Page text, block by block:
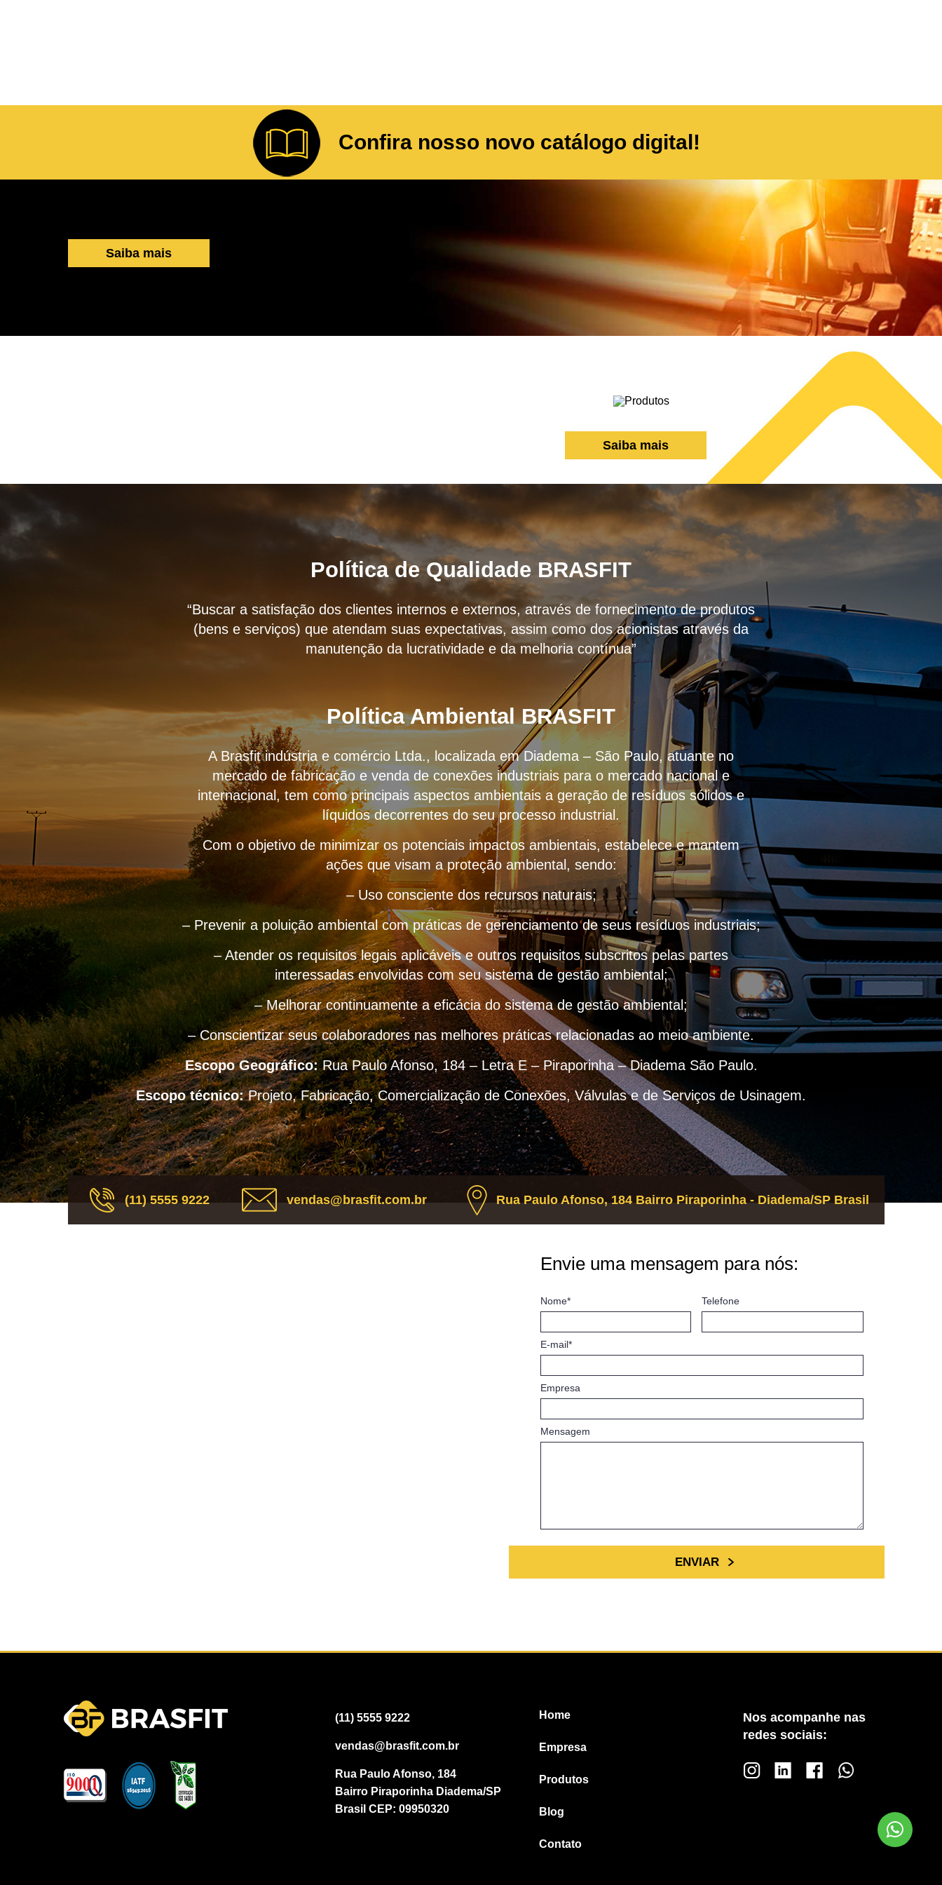
Confira nosso novo catálogo digital!
Saiba mais
Saiba mais
Política de Qualidade BRASFIT
“Buscar a satisfação dos clientes internos e externos, através de fornecimento de produtos
(bens e serviços) que atendam suas expectativas, assim como dos acionistas através da
manutenção da lucratividade e da melhoria contínua”
Política Ambiental BRASFIT
A Brasfit indústria e comércio Ltda., localizada em Diadema – São Paulo, atuante no
mercado de fabricação e venda de conexões industriais para o mercado nacional e
internacional, tem como principais aspectos ambientais a geração de resíduos sólidos e
líquidos decorrentes do seu processo industrial.
Com o objetivo de minimizar os potenciais impactos ambientais, estabelece e mantem
ações que visam a proteção ambiental, sendo:
– Uso consciente dos recursos naturais;
– Prevenir a poluição ambiental com práticas de gerenciamento de seus resíduos industriais;
– Atender os requisitos legais aplicáveis e outros requisitos subscritos pelas partes
interessadas envolvidas com seu sistema de gestão ambiental;
– Melhorar continuamente a eficácia do sistema de gestão ambiental;
– Conscientizar seus colaboradores nas melhores práticas relacionadas ao meio ambiente.
Escopo Geográfico:Rua Paulo Afonso, 184 – Letra E – Piraporinha – Diadema São Paulo.
Escopo técnico:Projeto, Fabricação, Comercialização de Conexões, Válvulas e de Serviços de Usinagem.
(11) 5555 9222 vendas@brasfit.com.br Rua Paulo Afonso, 184 Bairro Piraporinha - Diadema/SP Brasil
Envie uma mensagem para nós:
Nome* Telefone
E-mail*
Empresa
Mensagem
(11) 5555 9222
vendas@brasfit.com.br
Rua Paulo Afonso, 184
Bairro Piraporinha Diadema/SP
Brasil CEP: 09950320
Home
Empresa
Produtos
Blog
Contato
Nos acompanhe nas
redes sociais: